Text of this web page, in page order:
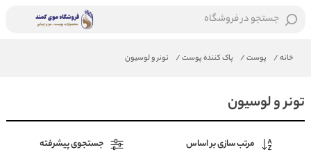
جستجو در فروشگاه
خانه/ پوست/ پاک کننده پوست/ تونر و لوسیون
تونر و لوسیون
مرتب سازی بر اساس جستجوی پیشرفته